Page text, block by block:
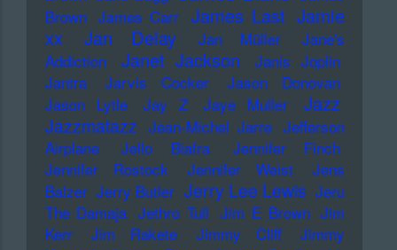
Brown James Carr James Last Jamie
xx
Jan Delay Jan Müller
Jane's
Addiction
Janet Jackson
Janis Joplin
Jantra
Jarvis Cocker
Jason Donovan
Jason Lytle
Jay Z Jaye Muller Jazz
Jazzmatazz Jean-Michel Jarre Jefferson
Airplane
Jello Biafra
Jennifer Finch
Jennifer Rostock
Jennifer Weist
Jens
Balzer Jerry Butler Jerry Lee Lewis Jeru
The Damaja Jethro Tull Jim E Brown Jim
Kerr
Jim Rakete Jimmy Cliff
Jimmy